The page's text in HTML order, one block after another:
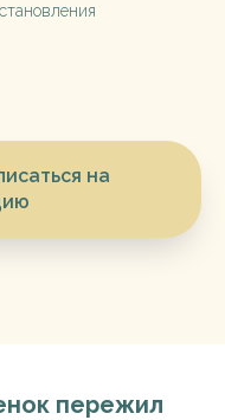
на
пережил